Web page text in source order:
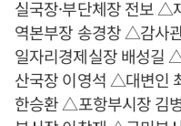
실국장·부단체장 전보
역본부장 송경창 △감사
일자리경제실장 배성길
산국장 이영석 △대변인
한승환 △포항부시장 김